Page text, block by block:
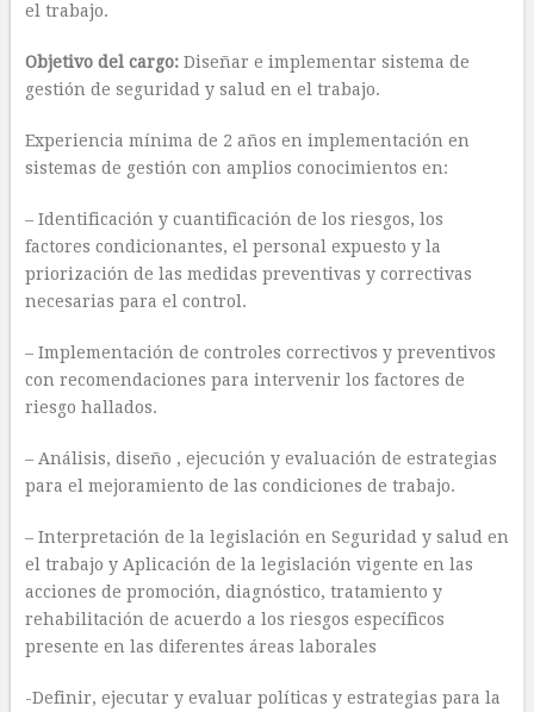
el trabajo.
Objetivo del cargo:Diseñar e implementar sistema de
gestión de seguridad y salud en el trabajo.
Experiencia mínima de 2 años en implementación en
sistemas de gestión con amplios conocimientos en:
– Identificación y cuantificación de los riesgos, los
factores condicionantes, el personal expuesto y la
priorización de las medidas preventivas y correctivas
necesarias para el control.
– Implementación de controles correctivos y preventivos
con recomendaciones para intervenir los factores de
riesgo hallados.
– Análisis, diseño , ejecución y evaluación de estrategias
para el mejoramiento de las condiciones de trabajo.
– Interpretación de la legislación en Seguridad y salud en
el trabajo y Aplicación de la legislación vigente en las
acciones de promoción, diagnóstico, tratamiento y
rehabilitación de acuerdo a los riesgos específicos
presente en las diferentes áreas laborales
-Definir, ejecutar y evaluar políticas y estrategias para la